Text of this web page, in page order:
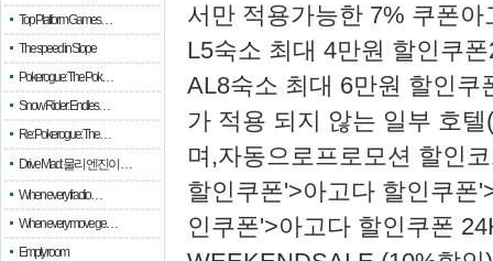
Top Platform Games…
The speed in Slope
Pokerogue: The Pok…
Snow Rider: Endles…
Re: Pokerogue: The…
Drive Mad: 물리 엔진이 …
When every fractio…
When every move ge…
Empty room
서만 적용가능한 7% 쿠폰
L5숙소 최대 4만원 할인쿠
AL8숙소 최대 6만원 할인쿠
가 적용 되지 않는 일부 호
며,​자동으로프로모션 할인
할인쿠폰'>아고다 할인쿠폰
인쿠폰'>아고다 할인쿠폰